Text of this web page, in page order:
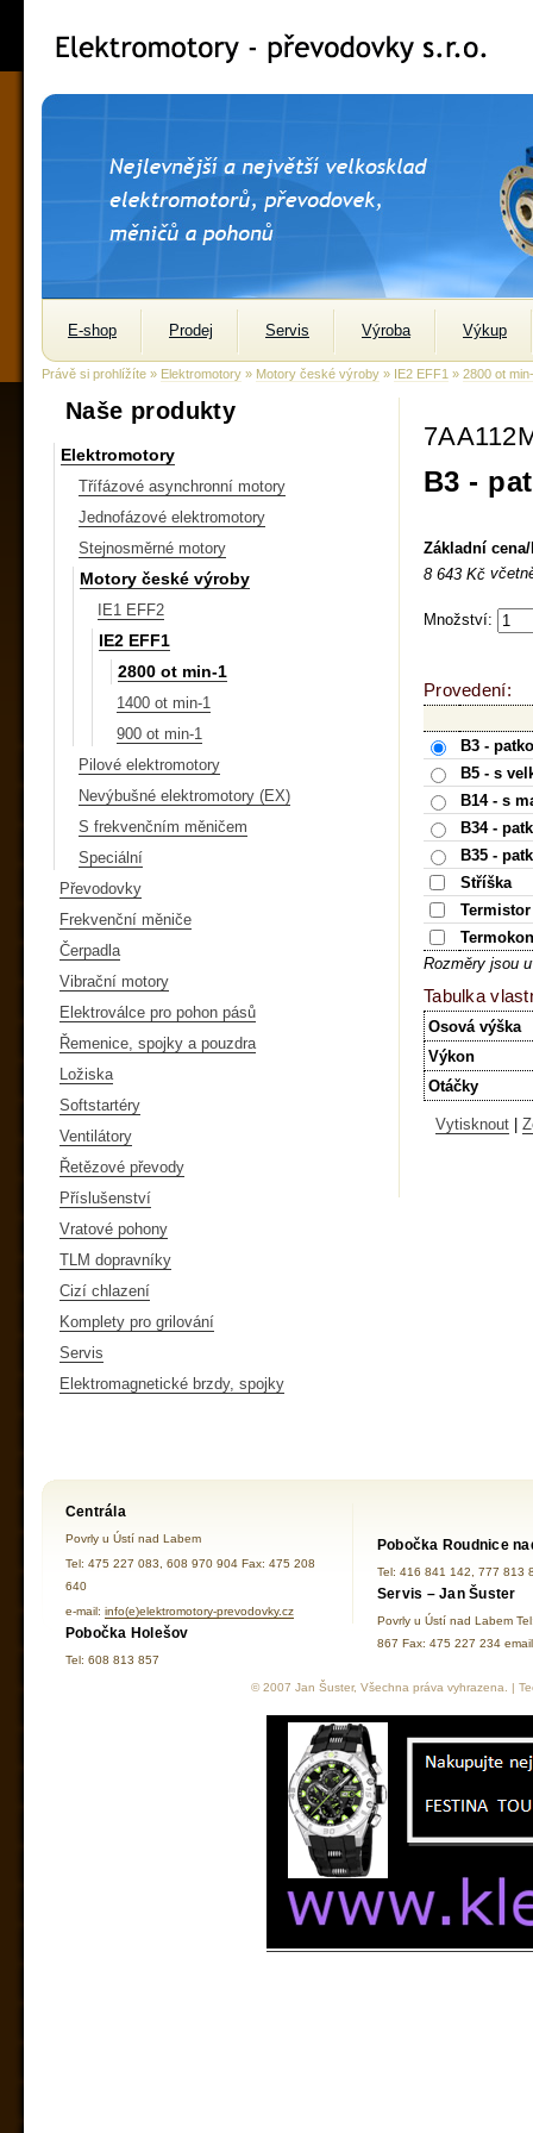
E-shop Prodej Servis Výroba Výkup
Právě si prohlížíte » Elektromotory » Motory české výroby » IE2 EFF1 » 2800 ot
Naše produkty
Elektromotory
Třífázové asynchronní motory
Jednofázové elektromotory
Stejnosměrné motory
Motory české výroby
IE1 EFF2
IE2 EFF1
2800 ot min-1
1400 ot min-1
900 ot min-1
Pilové elektromotory
Nevýbušné elektromotory (EX)
S frekvenčním měničem
Speciální
Převodovky
Frekvenční měniče
Čerpadla
Vibrační motory
Elektroválce pro pohon pásů
Řemenice, spojky a pouzdra
Ložiska
Softstartéry
Ventilátory
Řetězové převody
Příslušenství
Vratové pohony
TLM dopravníky
Cizí chlazení
Komplety pro grilování
Servis
Elektromagnetické brzdy, spojky
B3 -
Základní
8 643 Kč
Množství:
Provedení:
B3 -
B5 - s
B14 - s
B34 -
B35 -
Stříška
Termistor
Rozměry jsou
Tabulka
Osová výška
Výkon
Otáčky
Vytisknout
Centrála
Povrly u Ústí nad Labem
Tel: 475 227 083, 608 970 904 Fax: 475 208
640
e-mail: info(e)elektromotory-prevodovky.cz
Pobočka Holešov
Tel: 608 813 857
Pobočka Roudnice
Tel: 416 841 142, 777 813
Servis – Jan Šuster
Povrly u Ústí nad Labem
867 Fax: 475 227 234
© 2007 Jan Šuster, Všechna práva vyhrazena. |